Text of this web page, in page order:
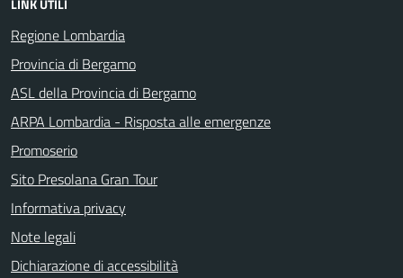
LINK UTILI
Regione Lombardia
Provincia di Bergamo
ASL della Provincia di Bergamo
ARPA Lombardia - Risposta alle emergenze
Promoserio
Sito Presolana Gran Tour
Informativa privacy
Note legali
Dichiarazione di accessibilità